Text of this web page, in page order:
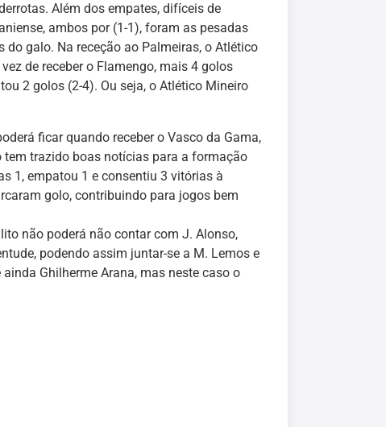
Além dos empates, difíceis de
ambos por (1-1), foram as pesadas
galo. Na receção ao Palmeiras, o Atlético
de receber o Flamengo, mais 4 golos
2 golos (2-4). Ou seja, o Atlético Mineiro
ficar quando receber o Vasco da Gama,
tem trazido boas notícias para a formação
1, empatou 1 e consentiu 3 vitórias à
golo, contribuindo para jogos bem
não poderá não contar com J. Alonso,
podendo assim juntar-se a M. Lemos e
Ghilherme Arana, mas neste caso o